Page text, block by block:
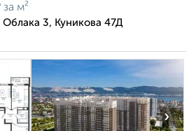
за м²
3, Куникова 47Д
›